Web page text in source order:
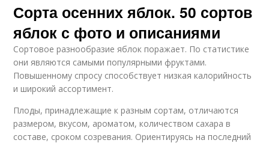
Сорта осенних яблок. 50 сортов
яблок с фото и описаниями
Сортовое разнообразие яблок поражает. По статистике
они являются самыми популярными фруктами.
Повышенному спросу способствует низкая калорийность
и широкий ассортимент.
Плоды, принадлежащие к разным сортам, отличаются
размером, вкусом, ароматом, количеством сахара в
составе, сроком созревания. Ориентируясь на последний